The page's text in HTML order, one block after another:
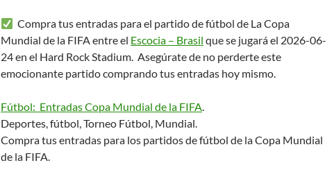
Compra tus entradas para el partido de fútbol de La Copa
Mundial de la FIFA entre el Escocia – Brasil que se jugará el 2026-06-
24 en el Hard Rock Stadium. Asegúrate de no perderte este
emocionante partido comprando tus entradas hoy mismo.
Fútbol: Entradas Copa Mundial de la FIFA.
Deportes, fútbol, Torneo Fútbol, Mundial.
Compra tus entradas para los partidos de fútbol de la Copa Mundial
de la FIFA.